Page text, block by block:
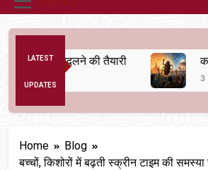
LATEST
UPDATES
बदलने की तैयारी
3
Home
Blog
बच्चों, किशोरों में बढ़ती स्क्रीन टाइम की समस्या